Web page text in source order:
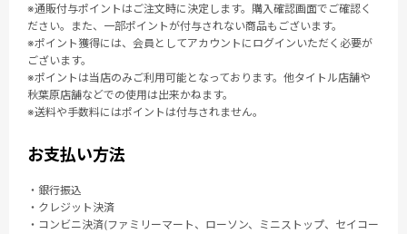
※通販付与ポイントはご注文時に決定します。購入確認画面でご確認く
ださい。また、一部ポイントが付与されない商品もございます。
※ポイント獲得には、会員としてアカウントにログインいただく必要が
ございます。
※ポイントは当店のみご利用可能となっております。他タイトル店舗や
秋葉原店舗などでの使用は出来かねます。
※送料や手数料にはポイントは付与されません。
お支払い方法
・銀行振込
・クレジット決済
・コンビニ決済(ファミリーマート、ローソン、ミニストップ、セイコー